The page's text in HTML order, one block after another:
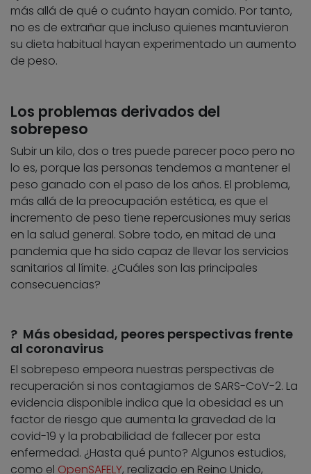
más allá de qué o cuánto hayan comido. Por tanto,
no es de extrañar que incluso quienes mantuvieron
su dieta habitual hayan experimentado un aumento
de peso.
Los problemas derivados del
sobrepeso
Subir un kilo, dos o tres puede parecer poco pero no
lo es, porque las personas tendemos a mantener el
peso ganado con el paso de los años. El problema,
más allá de la preocupación estética, es que el
incremento de peso tiene repercusiones muy serias
en la salud general. Sobre todo, en mitad de una
pandemia que ha sido capaz de llevar los servicios
sanitarios al límite. ¿Cuáles son las principales
consecuencias?
? Más obesidad, peores perspectivas frente
al coronavirus
El sobrepeso empeora nuestras perspectivas de
recuperación si nos contagiamos de SARS-CoV-2. La
evidencia disponible indica que la obesidad es un
factor de riesgo que aumenta la gravedad de la
covid-19 y la probabilidad de fallecer por esta
enfermedad. ¿Hasta qué punto? Algunos estudios,
como el OpenSAFELY, realizado en Reino Unido,